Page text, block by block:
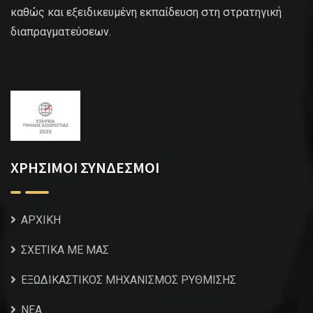
καθώς και εξειδικευμένη εκπαίδευση στη στρατηγική
διαπραγματεύσεων.
ΧΡΗΣΙΜΟΙ ΣΥΝΔΕΣΜΟΙ
ΑΡΧΙΚΗ
ΣΧΕΤΙΚΑ ΜΕ ΜΑΣ
ΕΞΩΔΙΚΑΣΤΙΚΟΣ ΜΗΧΑΝΙΣΜΟΣ ΡΥΘΜΙΣΗΣ
NEA